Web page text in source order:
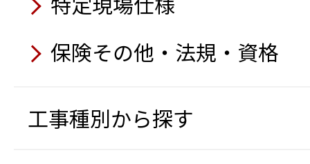
保険その他・法規・資格
工事種別から探す